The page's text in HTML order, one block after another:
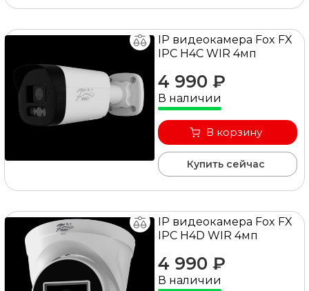
IP видеокамера Fox FX
IPC H4C WIR 4мп
4 990 ₽
В наличии
В корзину
Купить сейчас
IP видеокамера Fox FX
IPC H4D WIR 4мп
4 990 ₽
В наличии